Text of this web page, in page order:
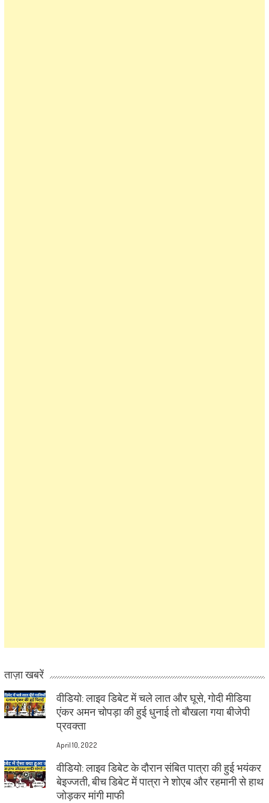
ताज़ा खबरें
वीडियो: लाइव डिबेट में चले लात और घूसे, गोदी मीडिया
एंकर अमन चोपड़ा की हुई धुनाई तो बौखला गया बीजेपी
प्रवक्ता
April 10, 2022
वीडियो: लाइव डिबेट के दौरान संबित पात्रा की हुई भयंकर
बेइज्जती, बीच डिबेट में पात्रा ने शोएब और रहमानी से हाथ
जोड़कर मांगी माफी